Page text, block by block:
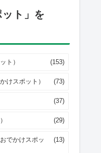
ト」を
ト） (153)
けスポット） (73)
(37)
(29)
でかけスポッ
(13)